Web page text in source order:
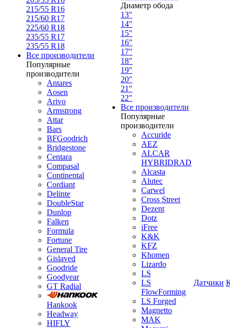
215/55 R16
215/60 R17
225/60 R18
235/55 R17
235/55 R18
Все производители
Популярные
производители
Antares
Aosen
Arivo
Armstrong
Attar
Bars
BFGoodrich
Bridgestone
Centara
Compasal
Continental
Cordiant
Delinte
DoubleStar
Dunlop
Falken
Formula
Fortune
General Tire
Gislaved
Goodride
Goodyear
GT Radial
Hankook
Headway
HIFLY
Диаметр обода
13"
14"
15"
16"
17"
18"
19"
20"
21"
22"
Все производители
Популярные
производители
Accuride
AEZ
ALCAR
HYBRIDRAD
Alcasta
Alutec
Carwel
Cross Street
Dezent
Dotz
iFree
K&K
KFZ
Khomen
Lizardo
LS
LS
FlowForming
LS Forged
Magnetto
MAK
Датчики